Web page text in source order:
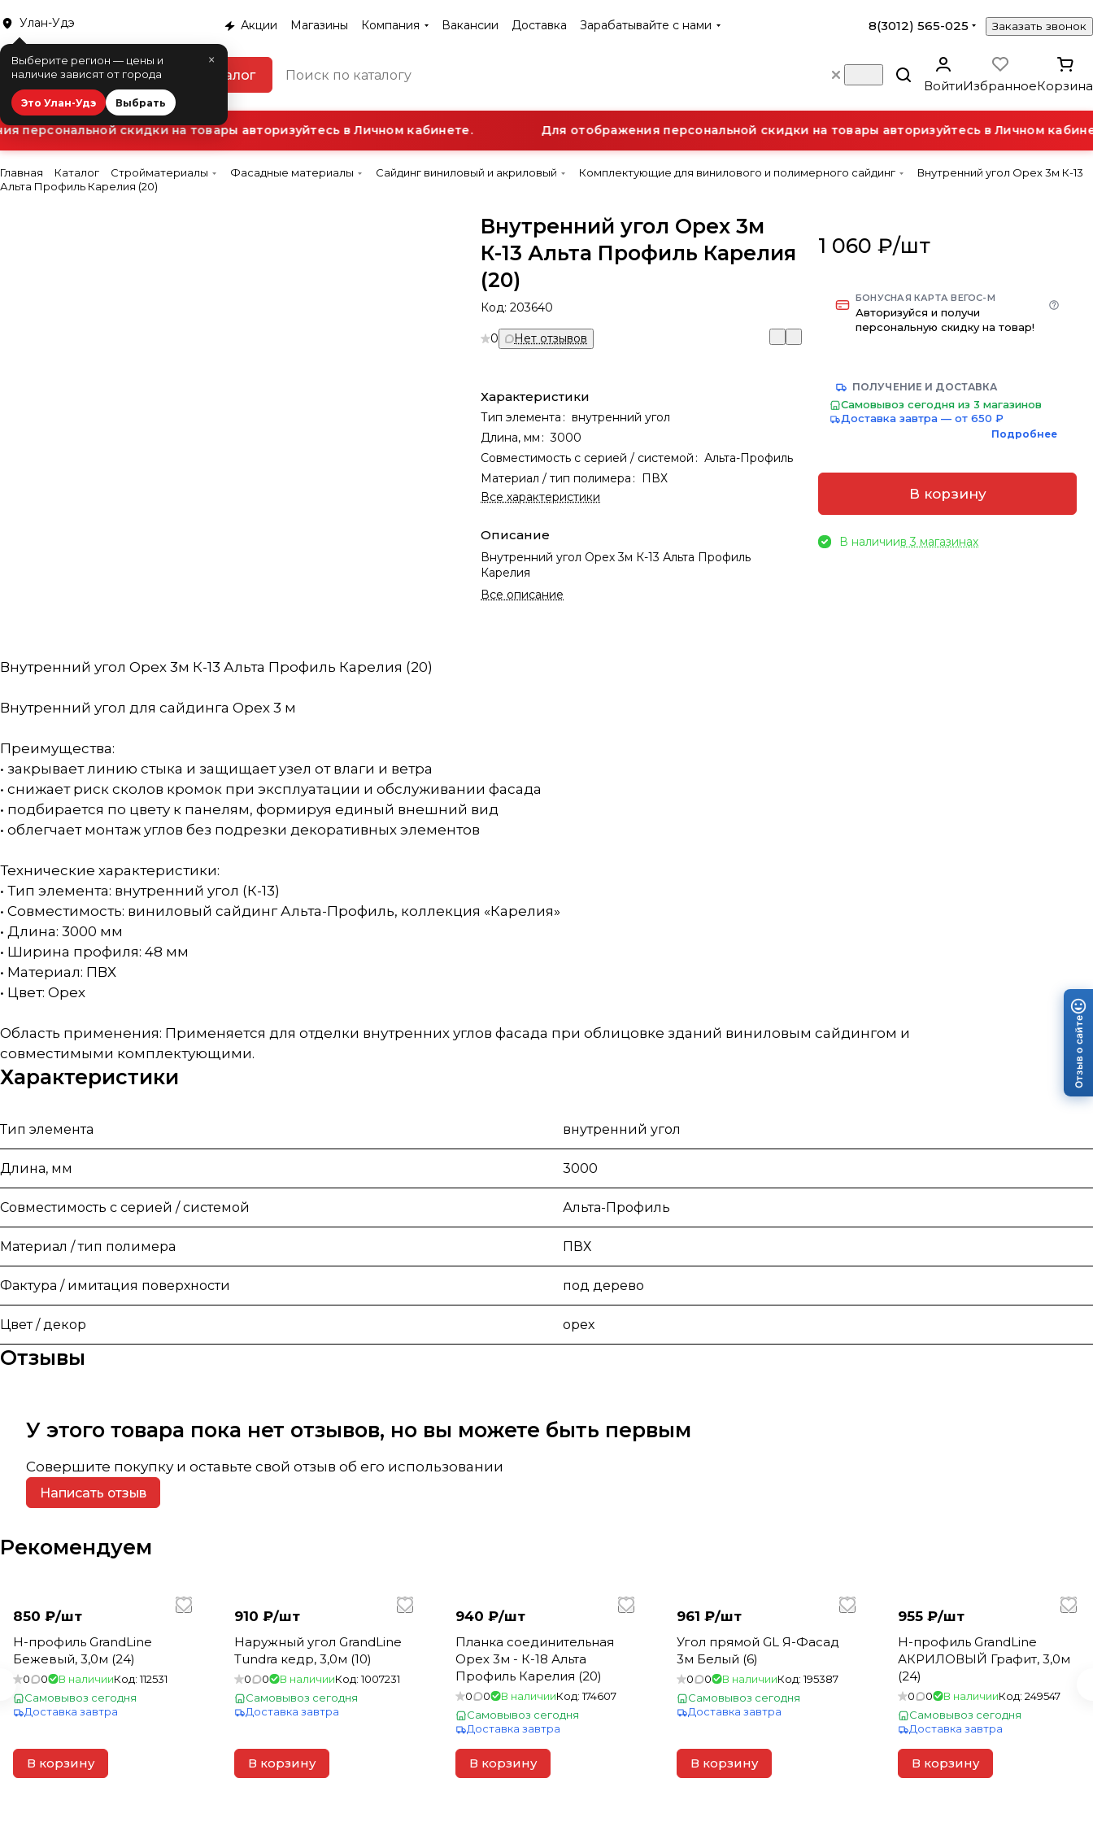
Улан-Удэ
×
Выберите регион — цены и
наличие зависят от города
Это Улан-Удэ Выбрать
Акции Магазины Компания Вакансии Доставка Зарабатывайте с нами 8(3012) 565-025 Заказать звонок
Каталог
ВойтиИзбранноеКорзина
персональной скидки на товары авторизуйтесь в Личном кабинете. Для отображения персональной скидки на товары авторизуйтесь в Личном
Главная Каталог Стройматериалы Фасадные материалы Сайдинг виниловый и акриловый Комплектующие для винилового и полимерного сайдинг
Внутренний угол Орех 3м К-13
Альта Профиль Карелия (20)
Внутренний угол Орех 3м
К-13 Альта Профиль Карелия
(20)
Код:203640
0 Нет отзывов
Характеристики
Тип элемента : внутренний угол
Длина, мм : 3000
Совместимость с серией / системой : Альта-Профиль
Материал / тип полимера : ПВХ
Все характеристики
Описание
Внутренний угол Орех 3м К-13 Альта Профиль
Карелия
Все описание
1 060 ₽/шт
БОНУСНАЯ КАРТА ВЕГОС-М
Авторизуйся и получи
персональную скидку на товар!
ПОЛУЧЕНИЕ И ДОСТАВКА
Самовывоз сегодня из 3 магазинов
Доставка завтра — от 650 ₽
Подробнее
В корзину
В наличиив 3 магазинах
Внутренний угол Орех 3м К-13 Альта Профиль Карелия (20)
Внутренний угол для сайдинга Орех 3 м
Преимущества:
• закрывает линию стыка и защищает узел от влаги и ветра
• снижает риск сколов кромок при эксплуатации и обслуживании фасада
• подбирается по цвету к панелям, формируя единый внешний вид
• облегчает монтаж углов без подрезки декоративных элементов
Технические характеристики:
• Тип элемента: внутренний угол (К-13)
• Совместимость: виниловый сайдинг Альта-Профиль, коллекция «Карелия»
• Длина: 3000 мм
• Ширина профиля: 48 мм
• Материал: ПВХ
• Цвет: Орех
Область применения: Применяется для отделки внутренних углов фасада при облицовке зданий виниловым сайдингом и
совместимыми комплектующими.
Характеристики
Тип элемента внутренний угол
Длина, мм 3000
Совместимость с серией / системой Альта-Профиль
Материал / тип полимера ПВХ
Фактура / имитация поверхности под дерево
Цвет / декор орех
Отзывы
У этого товара пока нет отзывов, но вы можете быть первым
Совершите покупку и оставьте свой отзыв об его использовании
Написать отзыв
Рекомендуем
850 ₽/шт
Н-профиль GrandLine
Бежевый, 3,0м (24)
0 0 В наличииКод:112531
Самовывоз сегодня
Доставка завтра
В корзину
910 ₽/шт
Наружный угол GrandLine
Tundra кедр, 3,0м (10)
0 0 В наличииКод:1007231
Самовывоз сегодня
Доставка завтра
В корзину
940 ₽/шт
Планка соединительная
Орех 3м - К-18 Альта
Профиль Карелия (20)
0 0 В наличииКод:174607
Самовывоз сегодня
Доставка завтра
В корзину
961 ₽/шт
Угол прямой GL Я-Фасад
3м Белый (6)
0 0 В наличииКод:195387
Самовывоз сегодня
Доставка завтра
В корзину
955 ₽/шт
Н-профиль GrandLine
АКРИЛОВЫЙ Графит, 3,0м
(24)
0 0 В наличииКод: 249547
Самовывоз сегодня
Доставка завтра
В корзину
Отзыв о сайте